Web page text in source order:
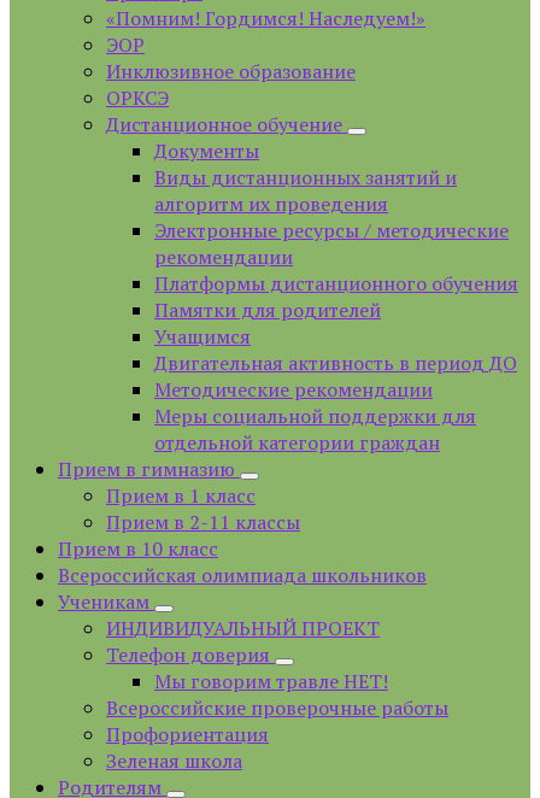
«Помним! Гордимся! Наследуем!»
ЭОР
Инклюзивное образование
ОРКСЭ
Дистанционное обучение
Документы
Виды дистанционных занятий и
алгоритм их проведения
Электронные ресурсы / методические
рекомендации
Платформы дистанционного обучения
Памятки для родителей
Учащимся
Двигательная активность в период ДО
Методические рекомендации
Меры социальной поддержки для
отдельной категории граждан
Прием в гимназию
Прием в 1 класс
Прием в 2-11 классы
Прием в 10 класс
Всероссийская олимпиада школьников
Ученикам
ИНДИВИДУАЛЬНЫЙ ПРОЕКТ
Телефон доверия
Мы говорим травле НЕТ!
Всероссийские проверочные работы
Профориентация
Зеленая школа
Родителям